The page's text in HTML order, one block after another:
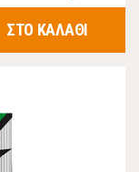
ΣΤΟ ΚΑΛΑΘΙ